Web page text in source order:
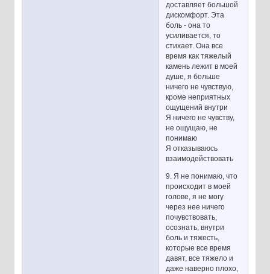
доставляет большой
дискомфорт. Эта
боль - она то
усиливается, то
стихает. Она все
время как тяжелый
камень лежит в моей
душе, я больше
ничего не чувствую,
кроме неприятных
ощущений внутри
Я ничего не чувству,
не ощущаю, не
понимаю
Я отказываюсь
взаимодействовать
9. Я не понимаю, что
происходит в моей
голове, я не могу
через нее ничего
почувствовать,
осознать, внутри
боль и тяжесть,
которые все время
давят, все тяжело и
даже наверно плохо,